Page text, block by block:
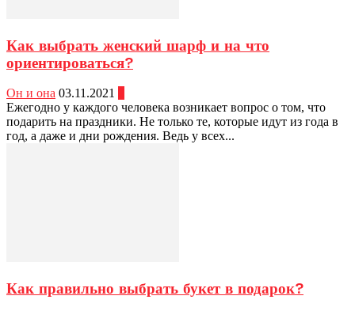
Как выбрать женский шарф и на что
ориентироваться?
Он и она 03.11.2021
Ежегодно у каждого человека возникает вопрос о том, что
подарить на праздники. Не только те, которые идут из года в
год, а даже и дни рождения. Ведь у всех...
Как правильно выбрать букет в подарок?